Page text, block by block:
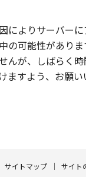
によりサーバー
の可能性がありま
んが、しばらく
ますよう、お願い
サイトマップ
サイト